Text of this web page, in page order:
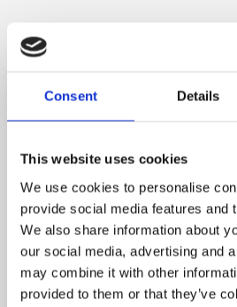
Consent Details
This website uses cookies
We use cookies to personalise
provide social media features and
We also share information about
our social media, advertising and
may combine it with other
provided to them or that they’ve
Vi glæder os over, at kunne
nærmere bestemt PGA Catalunya
dag på to forskellige baner, Tour
Course med hhv. 5 runder på Tour
Stadium Course.
Vi flyver direkte fra København til
til og fra vores base, det 5-